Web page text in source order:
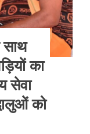
साथ
का
सेवा
को